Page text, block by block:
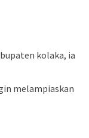
kolaka, ia
melampiaskan